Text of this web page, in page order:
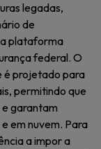
legadas,
de
plataforma
federal. O
é projetado para
permitindo que
e garantam
em nuvem. Para
a impor a